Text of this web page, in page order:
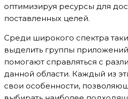
оптимизируя ресурсы для
поставленных целей.
Среди широкого спектра
выделить группы
помогают справляться с
данной области. Каждый из
свои особенности,